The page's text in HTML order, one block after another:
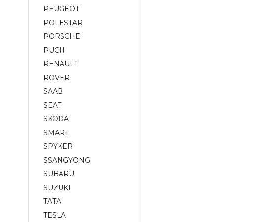
PEUGEOT
POLESTAR
PORSCHE
PUCH
RENAULT
ROVER
SAAB
SEAT
SKODA
SMART
SPYKER
SSANGYONG
SUBARU
SUZUKI
TATA
TESLA